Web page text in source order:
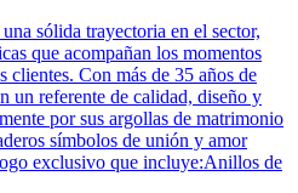
sólida trayectoria en el sector,
que acompañan los momentos
clientes. Con más de 35 años de
un referente de calidad, diseño y
por sus argollas de matrimonio
símbolos de unión y amor
exclusivo que incluye:Anillos de